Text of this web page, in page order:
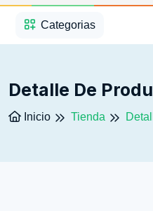
Categorias
Detalle De
Inicio Tienda